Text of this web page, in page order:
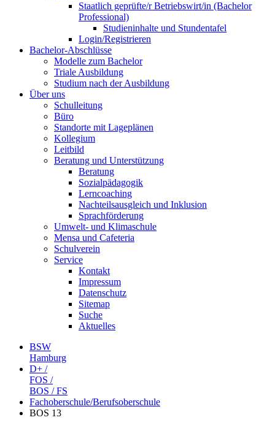
Staatlich geprüfte/r Betriebswirt/in (Bachelor
Professional)
Studieninhalte und Stundentafel
Login/Registrieren
Bachelor-Abschlüsse
Modelle zum Bachelor
Triale Ausbildung
Studium nach der Ausbildung
Über uns
Schulleitung
Büro
Standorte mit Lageplänen
Kollegium
Leitbild
Beratung und Unterstützung
Beratung
Sozialpädagogik
Lerncoaching
Nachteilsausgleich und Inklusion
Sprachförderung
Umwelt- und Klimaschule
Mensa und Cafeteria
Schulverein
Service
Kontakt
Impressum
Datenschutz
Sitemap
Suche
Aktuelles
BSW
Hamburg
D+ /
FOS /
BOS / FS
Fachoberschule/Berufsoberschule
BOS 13